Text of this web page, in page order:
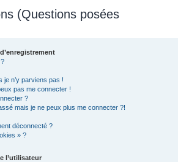
(Questions posées
je n’y parviens pas !
pas me connecter !
?
mais je ne peux plus me connecter ?!
déconnecté ?
» ?
l’utilisateur